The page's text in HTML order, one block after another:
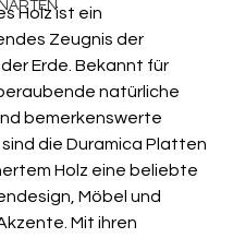
Holz ist ein
Zeugnis der
Erde. Bekannt für
natürliche
bemerkenswerte
die Duramica Platten
Holz eine beliebte
Möbel und
Mit ihren